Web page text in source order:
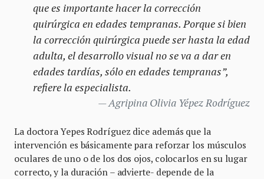
que es importante hacer la corrección
quirúrgica en edades tempranas. Porque si bien
la corrección quirúrgica puede ser hasta la edad
adulta, el desarrollo visual no se va a dar en
edades tardías, sólo en edades tempranas”,
refiere la especialista.
Agripina Olivia Yépez Rodríguez
La doctora Yepes Rodríguez dice además que la
intervención es básicamente para reforzar los músculos
oculares de uno o de los dos ojos, colocarlos en su lugar
correcto, y la duración – advierte- depende de la